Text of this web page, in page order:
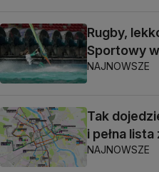
Rugby,
Sportowy
NAJNOWSZE
Tak
i pełna lista
NAJNOWSZE